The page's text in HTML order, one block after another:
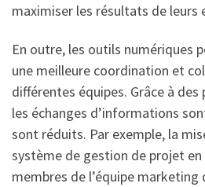
maximiser les résultats de
En outre, les outils numériques
une meilleure coordination et
différentes équipes. Grâce à
les échanges d’informations
sont réduits. Par exemple, la
système de gestion de projet
membres de l’équipe